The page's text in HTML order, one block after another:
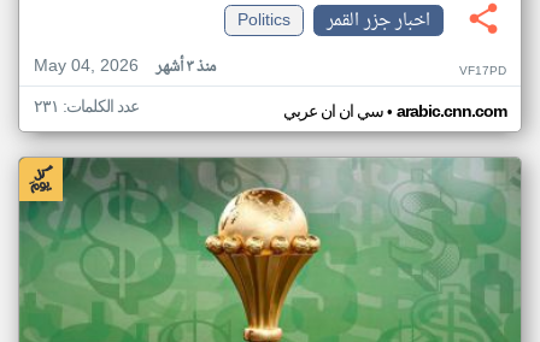
اخبار جزر القمر
Politics
May 04, 2026
منذ ٣ أشهر VF17PD
سي ان ان عربي• arabic.cnn.com عدد الكلمات: ٢٣١